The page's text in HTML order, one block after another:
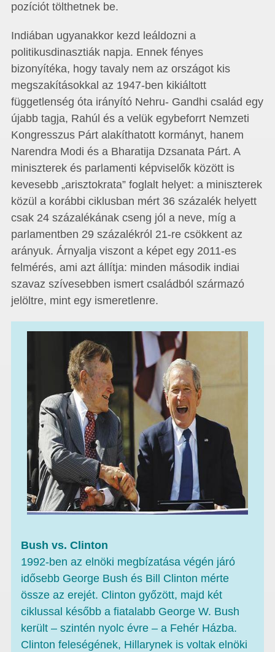
pozíciót tölthetnek be.
Indiában ugyanakkor kezd leáldozni a
politikusdinasztiák napja. Ennek fényes
bizonyítéka, hogy tavaly nem az országot kis
megszakításokkal az 1947-ben kikiáltott
függetlenség óta irányító Nehru- Gandhi család egy
újabb tagja, Rahúl és a velük egybeforrt Nemzeti
Kongresszus Párt alakíthatott kormányt, hanem
Narendra Modi és a Bharatija Dzsanata Párt. A
miniszterek és parlamenti képviselők között is
kevesebb „arisztokrata” foglalt helyet: a miniszterek
közül a korábbi ciklusban mért 36 százalék helyett
csak 24 százalékának cseng jól a neve, míg a
parlamentben 29 százalékról 21-re csökkent az
arányuk. Árnyalja viszont a képet egy 2011-es
felmérés, ami azt állítja: minden második indiai
szavaz szívesebben ismert családból származó
jelöltre, mint egy ismeretlenre.
Bush vs. Clinton
1992-ben az elnöki megbízatása végén járó
idősebb George Bush és Bill Clinton mérte
össze az erejét. Clinton győzött, majd két
ciklussal később a fiatalabb George W. Bush
került – szintén nyolc évre – a Fehér Házba.
Clinton feleségének, Hillarynek is voltak elnöki